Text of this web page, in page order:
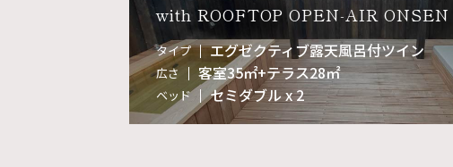
with ROOFTOP OPEN-AIR ONSEN
タイプ エグゼクティブ露天風呂付ツイン
広さ 客室35㎡+テラス28㎡
ベッド セミダブル x 2